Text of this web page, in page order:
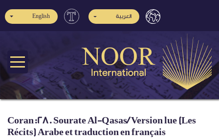
العربية English
Coran:28. Sourate Al-Qasas/ Version lue (Les
Récits) Arabe et traduction en français